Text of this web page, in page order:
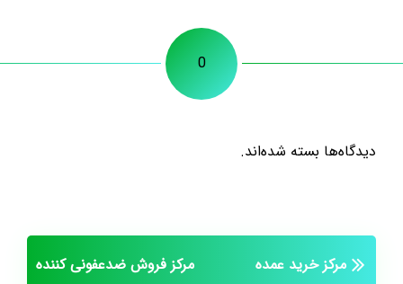
0
دیدگاه‌ها بسته شده‌اند.
مرکز خرید عمده
مرکز فروش ضدعفونی کننده